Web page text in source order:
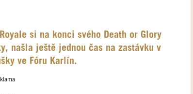
si na konci svého Death or Glory
našla ještě jednou čas na zastávku v
ve Fóru Karlín.